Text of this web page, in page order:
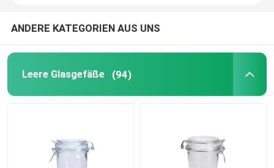
Kosmetiktiegel aus Glas
ANDERE KATEGORIEN AUS UNS
Leere Glasgefäße (94)